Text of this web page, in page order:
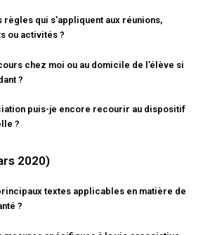
règles qui s'appliquent aux réunions,
ou activités ?
chez moi ou au domicile de l’élève si
?
puis-je encore recourir au dispositif
?
2020)
textes applicables en matière de
?